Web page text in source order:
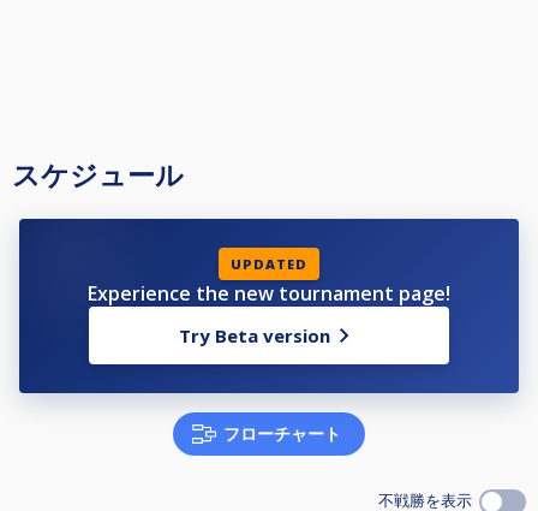
スケジュール
UPDATED
Experience the new tournament page!
Try Beta version
フローチャート
不戦勝を表示